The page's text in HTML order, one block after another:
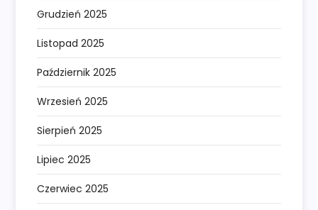
Grudzień 2025
Listopad 2025
Październik 2025
Wrzesień 2025
Sierpień 2025
Lipiec 2025
Czerwiec 2025